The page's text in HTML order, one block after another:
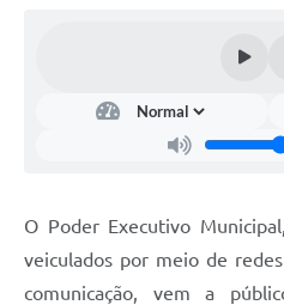
O Poder Executivo
veiculados por meio de
comunicação, vem a